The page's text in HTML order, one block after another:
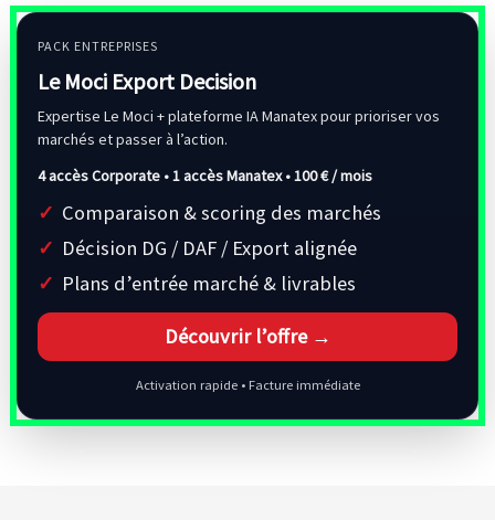
PACK ENTREPRISES
Le Moci Export Decision
Expertise Le Moci + plateforme IA Manatex pour prioriser vos
marchés et passer à l’action.
4 accès Corporate • 1 accès Manatex •100 € / mois
Comparaison & scoring des marchés
Décision DG / DAF / Export alignée
Plans d’entrée marché & livrables
Découvrir l’offre →
Activation rapide • Facture immédiate